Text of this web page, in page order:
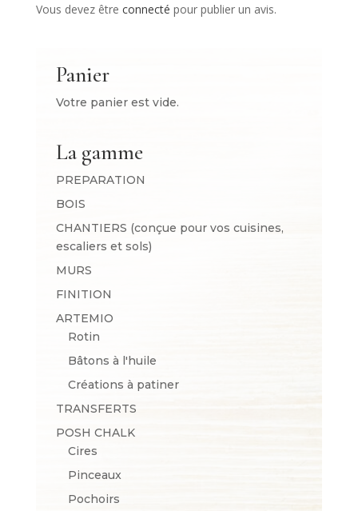
Vous devez être connecté pour publier un avis.
Panier
Votre panier est vide.
La gamme
PREPARATION
BOIS
CHANTIERS (conçue pour vos cuisines,
escaliers et sols)
MURS
FINITION
ARTEMIO
Rotin
Bâtons à l'huile
Créations à patiner
TRANSFERTS
POSH CHALK
Cires
Pinceaux
Pochoirs